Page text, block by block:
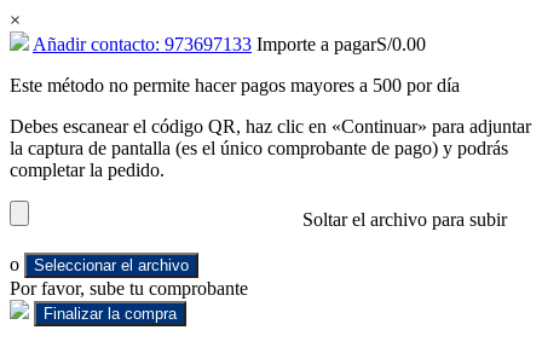
×
Añadir contacto: 973697133 Importe a pagarS/0.00
Este método no permite hacer pagos mayores a 500 por día
Debes escanear el código QR, haz clic en «Continuar» para adjuntar
la captura de pantalla (es el único comprobante de pago) y podrás
completar la pedido.
Soltar el archivo para subir
o Seleccionar el archivo
Por favor, sube tu comprobante